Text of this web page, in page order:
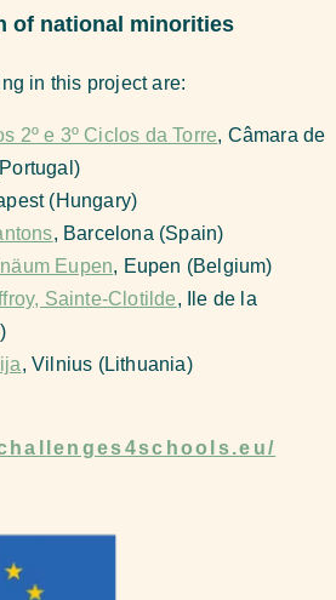
of national minorities
in this project are:
2º e 3º Ciclos da Torre, Câmara de
(Hungary)
, Barcelona (Spain)
Eupen, Eupen (Belgium)
Sainte-Clotilde, Ile de la
, Vilnius (Lithuania)